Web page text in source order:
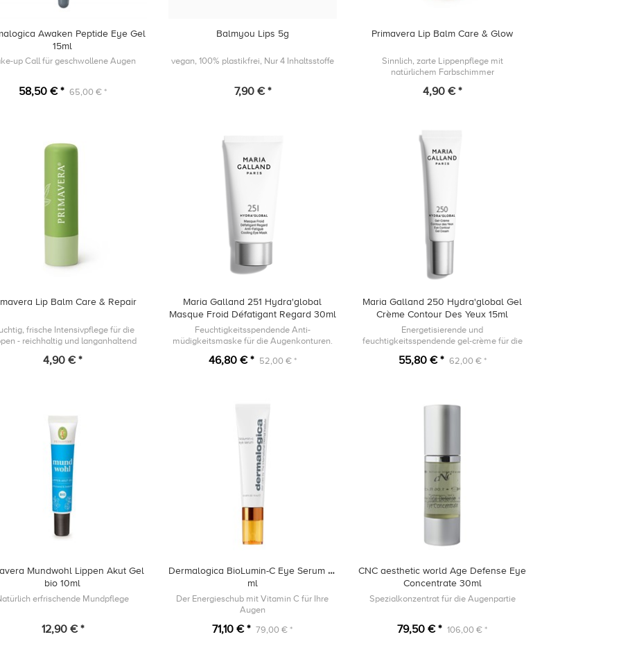
Awaken Peptide Eye Gel
15ml
up Call für geschwollene Augen
58,50 € * 65,00 € *
Balmyou Lips 5g
vegan, 100% plastikfrei, Nur 4 Inhaltsstoffe
7,90 € *
Primavera Lip Balm Care & Glow
Sinnlich, zarte Lippenpflege mit
natürlichem Farbschimmer
4,90 € *
Lip Balm Care & Repair
frische Intensivpflege für die
- reichhaltig und langanhaltend
4,90 € *
Maria Galland 251 Hydra'global
Masque Froid Défatigant Regard 30ml
Feuchtigkeitsspendende Anti-
müdigkeitsmaske für die Augenkonturen.
46,80 € * 52,00 € *
Maria Galland 250 Hydra'global Gel
Crème Contour Des Yeux 15ml
Energetisierende und
feuchtigkeitsspendende gel-crème für die
55,80 € * 62,00 € *
Mundwohl Lippen Akut Gel
bio 10ml
erfrischende Mundpflege
12,90 € *
Dermalogica BioLumin-C Eye Serum 15
ml
Der Energieschub mit Vitamin C für Ihre
Augen
71,10 € * 79,00 € *
CNC aesthetic world Age Defense Eye
Concentrate 30ml
Spezialkonzentrat für die Augenpartie
79,50 € * 106,00 € *